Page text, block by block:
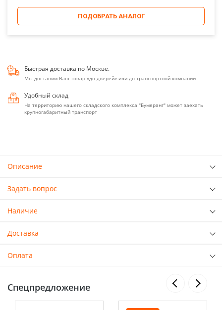
ПОДОБРАТЬ АНАЛОГ
Быстрая доставка по Москве.
Мы доставим Ваш товар «до дверей» или до транспортной компании
Удобный склад
На территорию нашего складского комплекса "Бумеранг" может заехать
крупногабаритный транспорт
Описание
Задать вопрос
Наличие
Доставка
Оплата
Спецпредложение